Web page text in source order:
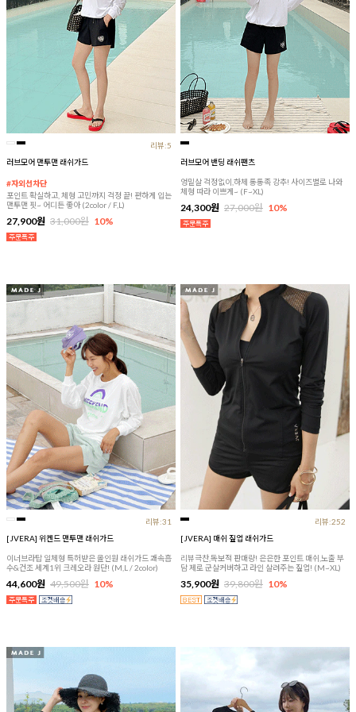
리뷰:5
러브모어 맨투맨 래쉬가드
#자외선차단
포인트 확실하고, 체형 고민까지 걱정 끝! 편하게 입는
맨투맨 핏~ 어디든 좋아 (2color / F,L)
27,900원 31,000원 10%
러브모어 밴딩 래쉬팬츠
엉밑살 걱정없이,하체 통통족 강추! 사이즈별로 나와
체형 따라 이쁘게~ (F~XL)
24,300원 27,000원 10%
리뷰:31
[JVERA] 위켄드 맨투맨 래쉬가드
이너브라탑 일체형 특허받은 올인원 래쉬가드 쾌속흡
수&건조 세계1위 크레오라 원단! (M,L / 2color)
44,600원 49,500원 10%
리뷰:252
[JVERA] 매쉬 짚업 래쉬가드
리뷰극찬,독보적 판매량! 은은한 포인트 매쉬,노출 부
담 제로 군살커버하고 라인 살려주는 짚업! (M~XL)
35,900원 39,800원 10%